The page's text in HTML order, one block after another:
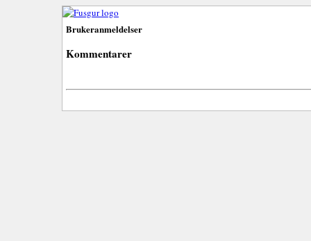
Brukeranmeldelser
Kommentarer